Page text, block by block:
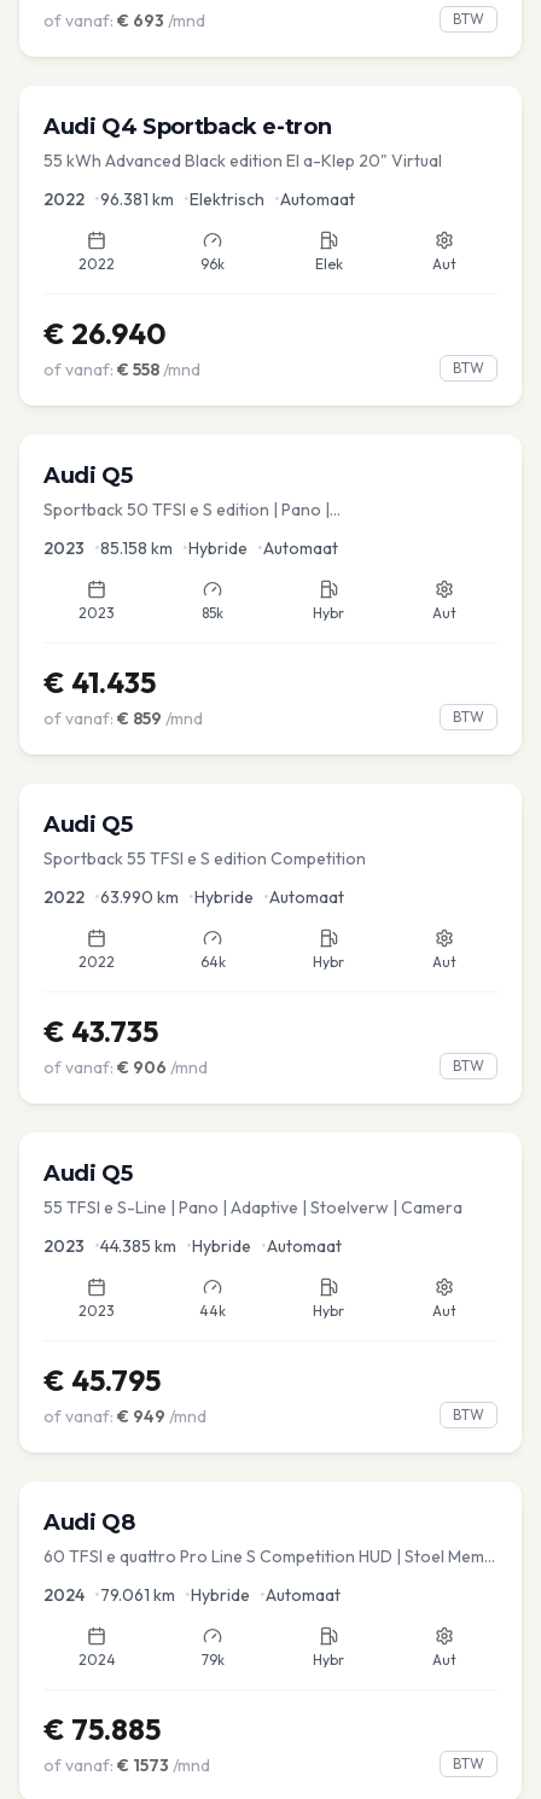
of vanaf: € 693 /mnd BTW
Audi Q4 Sportback e-tron
55 kWh Advanced Black edition El a-Klep 20" Virtual
2022 •96.381 km •Elektrisch •Automaat
2022 96k Elek Aut
€ 26.940
of vanaf: € 558 /mnd BTW
Audi Q5
Sportback 50 TFSI e S edition | Pano |
2023 •85.158 km •Hybride •Automaat
2023 85k Hybr Aut
€ 41.435
of vanaf: € 859 /mnd BTW
Audi Q5
Sportback 55 TFSI e S edition Competition
2022 •63.990 km •Hybride •Automaat
2022 64k Hybr Aut
€ 43.735
of vanaf: € 906 /mnd BTW
Audi Q5
55 TFSI e S-Line | Pano | Adaptive | Stoelverw | Camera
2023 •44.385 km •Hybride •Automaat
2023 44k Hybr Aut
€ 45.795
of vanaf: € 949 /mnd BTW
Audi Q8
60 TFSI e quattro Pro Line S Competition HUD | Stoel Mem. |
2024 •79.061 km •Hybride •Automaat
2024 79k Hybr Aut
€ 75.885
of vanaf: € 1573 /mnd BTW